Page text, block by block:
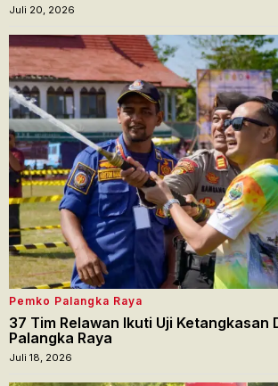
Juli 20, 2026
Pemko Palangka Raya
37 Tim Relawan Ikuti Uji Ketangkasan
Palangka Raya
Juli 18, 2026